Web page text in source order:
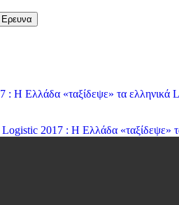
: Η Ελλάδα «ταξίδεψε» τα ελληνικά
2017 : Η Ελλάδα «ταξίδεψε»